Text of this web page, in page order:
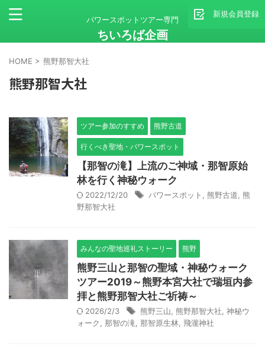
新規会員登録
パワースポットツアー専門
ちいろば企画
HOME > 熊野那智大社
熊野那智大社
ツアー参加のすすめ 熊野古道
行くべき聖地・パワースポット
【那智の滝】上流のご神域・那智原始
林を行く神秘ウォーク
2022/12/20 パワースポット 熊野古道
熊
野那智大社
みんなの聖地巡礼ストーリー 熊野
熊野三山と那智の聖域・神秘ウォーク
ツアー2019～熊野本宮大社で瑞垣内参
拝と熊野那智大社ご祈祷～
2026/2/3 熊野三山 熊野那智大社 神秘ウ
ォーク
那智の滝 那智原生林 飛瀧神社